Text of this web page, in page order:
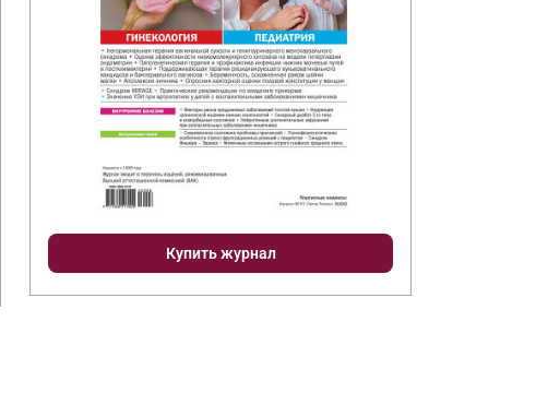
Купить журнал